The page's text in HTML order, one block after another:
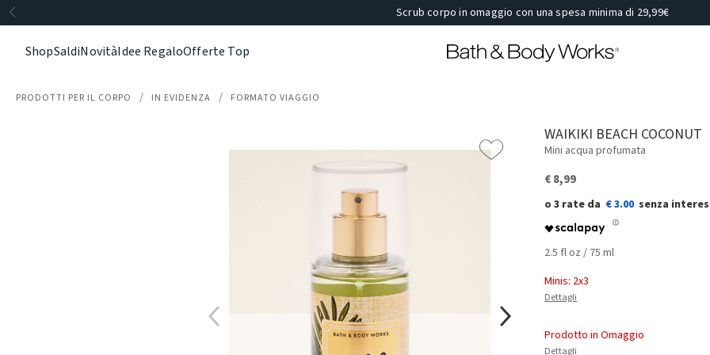
Scrub corpo in omaggio con una spesa minima di 29,99€
ShopSaldiNovitàIdee RegaloOfferte Top
PRODOTTI PER IL CORPO IN EVIDENZA FORMATO VIAGGIO
WAIKIKI BEACH COCONUT
Mini acqua profumata
€ 8,99
€ 3.00
2.5 fl oz / 75 ml
Minis: 2x3
Dettagli
Prodotto in Omaggio
Dettagli